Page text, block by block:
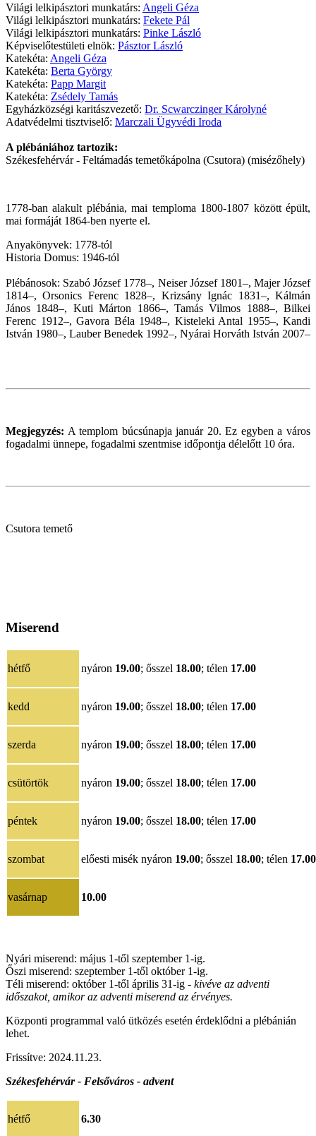
Világi lelkipásztori munkatárs: Angeli Géza
Világi lelkipásztori munkatárs: Fekete Pál
Világi lelkipásztori munkatárs: Pinke László
Képviselőtestületi elnök: Pásztor László
Katekéta: Angeli Géza
Katekéta: Berta György
Katekéta: Papp Margit
Katekéta: Zsédely Tamás
Egyházközségi karitászvezető: Dr. Scwarczinger Károlyné
Adatvédelmi tisztviselő: Marczali Ügyvédi Iroda
A plébániához tartozik:
Székesfehérvár - Feltámadás temetőkápolna (Csutora) (misézőhely)
1778-ban alakult plébánia, mai temploma 1800-1807 között épült,
mai formáját 1864-ben nyerte el.
Anyakönyvek: 1778-tól
Historia Domus: 1946-tól
Plébánosok: Szabó József 1778–, Neiser József 1801–, Majer József
1814–, Orsonics Ferenc 1828–, Krizsány Ignác 1831–, Kálmán
János 1848–, Kuti Márton 1866–, Tamás Vilmos 1888–, Bilkei
Ferenc 1912–, Gavora Béla 1948–, Kisteleki Antal 1955–, Kandi
István 1980–, Lauber Benedek 1992–, Nyárai Horváth István 2007–
Megjegyzés: A templom búcsúnapja január 20. Ez egyben a város
fogadalmi ünnepe, fogadalmi szentmise időpontja délelőtt 10 óra.
Csutora temető
Miserend
hétfő nyáron 19.00; ősszel 18.00; télen 17.00
kedd nyáron 19.00; ősszel 18.00; télen 17.00
szerda nyáron 19.00; ősszel 18.00; télen 17.00
csütörtök nyáron 19.00; ősszel 18.00; télen 17.00
péntek nyáron 19.00; ősszel 18.00; télen 17.00
szombat előesti misék nyáron 19.00; ősszel 18.00; télen 17.00
vasárnap 10.00
Nyári miserend: május 1-től szeptember 1-ig.
Őszi miserend: szeptember 1-től október 1-ig.
Téli miserend: október 1-től április 31-ig - kivéve az adventi
időszakot, amikor az adventi miserend az érvényes.
Központi programmal való ütközés esetén érdeklődni a plébánián
lehet.
Frissítve: 2024.11.23.
Székesfehérvár - Felsőváros - advent
hétfő 6.30